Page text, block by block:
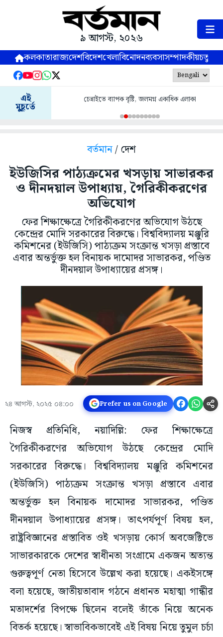
৯ আগস্ট, ২০২৬
কলকাতারাজ্যদেশবিদেশখেলাবিনোদনব্যবসাসম্পাদকীয়
এই
মুহূর্তে
চেন্নাইতে ব্যাপক বৃষ্টি, জলমগ্ন একাধিক এলাকা
বর্তমান/ দেশ
ইউজিসির পাঠ্যক্রমের খসড়ায় সাভারকর
ও দীনদয়াল উপাধ্যায়, গৈরিকীকরণের
অভিযোগ
ফের শিক্ষাক্ষেত্রে গৈরিকীকরণের অভিযোগ উঠছে
কেন্দ্রের মোদি সরকারের বিরুদ্ধে। বিশ্ববিদ্যালয় মঞ্জুরি
কমিশনের (ইউজিসি) পাঠ্যক্রম সংক্রান্ত খসড়া প্রস্তাবে
এবার অন্তর্ভুক্ত হল বিনায়ক দামোদর সাভারকর, পণ্ডিত
দীনদয়াল উপাধ্যায়ের প্রসঙ্গ।
২৪ আগস্ট, ২০২৫ ০৪:০০ Prefer us on Google
নিজস্ব প্রতিনিধি, নয়াদিল্লি: ফের শিক্ষাক্ষেত্রে
গৈরিকীকরণের অভিযোগ উঠছে কেন্দ্রের মোদি
সরকারের বিরুদ্ধে। বিশ্ববিদ্যালয় মঞ্জুরি কমিশনের
(ইউজিসি) পাঠ্যক্রম সংক্রান্ত খসড়া প্রস্তাবে এবার
অন্তর্ভুক্ত হল বিনায়ক দামোদর সাভারকর, পণ্ডিত
দীনদয়াল উপাধ্যায়ের প্রসঙ্গ। তাৎপর্যপূর্ণ বিষয় হল,
রাষ্ট্রবিজ্ঞানের প্রস্তাবিত ওই খসড়ায় কোর্স অবজেক্টিভে
সাভারকারকে দেশের স্বাধীনতা সংগ্রামে একজন অত্যন্ত
গুরুত্বপূর্ণ নেতা হিসেবে উল্লেখ করা হয়েছে। একইসঙ্গে
বলা হয়েছে, জাতীয়তাবাদ গঠনে প্রধানত মহাত্মা গান্ধীর
মতাদর্শের বিপক্ষে ছিলেন বলেই তাঁকে নিয়ে অনেক
বিতর্ক হয়েছে। স্বাভাবিকভাবেই এই বিষয় নিয়ে তুমুল চর্চা